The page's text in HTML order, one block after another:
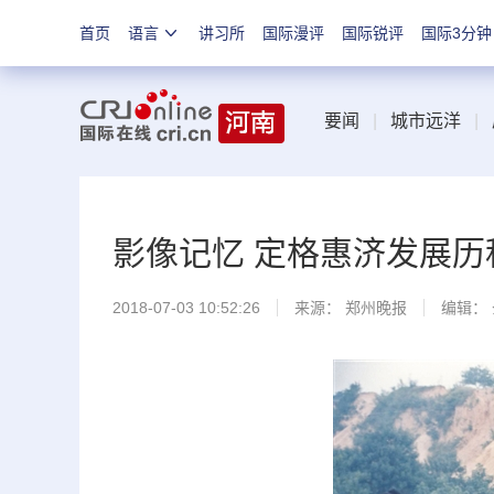
首页 语言 讲习所 国际漫评 国际锐评 国际3分钟
要闻 城市远洋
影像记忆 定格惠济发展历
2018-07-03 10:52:26 来源： 郑州晚报 编辑：